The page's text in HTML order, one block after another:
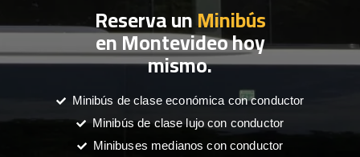
Reserva unMinibús
en Montevideo hoy
mismo.
Minibús de clase económica con conductor
Minibús de clase lujo con conductor
Minibuses medianos con conductor